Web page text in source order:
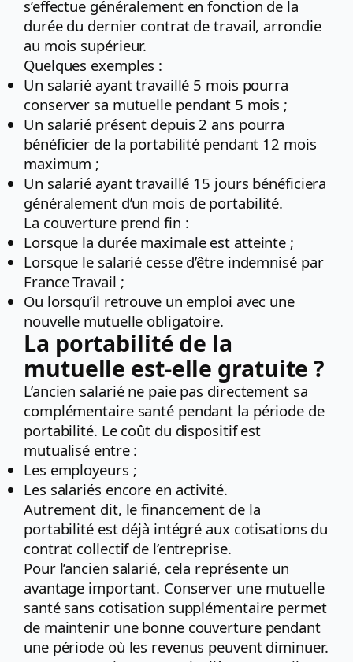
s’effectue généralement en fonction de la
durée du dernier contrat de travail, arrondie
au mois supérieur.
Quelques exemples :
Un salarié ayant travaillé 5 mois pourra
conserver sa mutuelle pendant 5 mois ;
Un salarié présent depuis 2 ans pourra
bénéficier de la portabilité pendant 12 mois
maximum ;
Un salarié ayant travaillé 15 jours bénéficiera
généralement d’un mois de portabilité.
La couverture prend fin :
Lorsque la durée maximale est atteinte ;
Lorsque le salarié cesse d’être indemnisé par
France Travail ;
Ou lorsqu’il retrouve un emploi avec une
nouvelle mutuelle obligatoire.
La portabilité de la
mutuelle est-elle gratuite ?
L’ancien salarié ne paie pas directement sa
complémentaire santé pendant la période de
portabilité. Le coût du dispositif est
mutualisé entre :
Les employeurs ;
Les salariés encore en activité.
Autrement dit, le financement de la
portabilité est déjà intégré aux cotisations du
contrat collectif de l’entreprise.
Pour l’ancien salarié, cela représente un
avantage important. Conserver une mutuelle
santé sans cotisation supplémentaire permet
de maintenir une bonne couverture pendant
une période où les revenus peuvent diminuer.